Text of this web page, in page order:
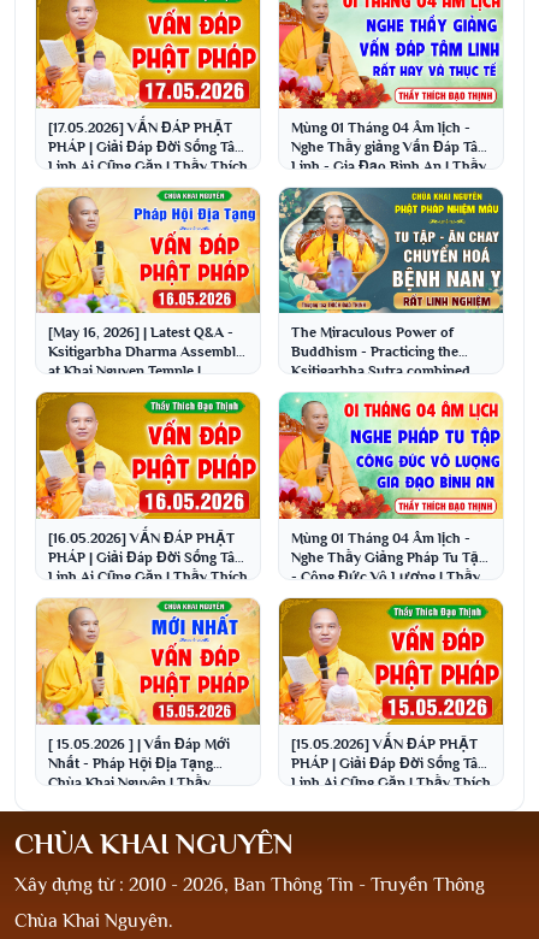
[17.05.2026] VẤN ĐÁP PHẬT
PHÁP | Giải Đáp Đời Sống Tâm
Linh Ai Cũng Gặp | Thầy Thích
Đạo Thịnh
Mùng 01 Tháng 04 Âm lịch -
Nghe Thầy giảng Vấn Đáp Tâm
Linh - Gia Đạo Bình An | Thầy
Thích Đạo Thịnh
[May 16, 2026] | Latest Q&A -
Ksitigarbha Dharma Assembly
at Khai Nguyen Temple |
Venerable Thich...
The Miraculous Power of
Buddhism - Practicing the
Ksitigarbha Sutra combined
with taking peppermi...
[16.05.2026] VẤN ĐÁP PHẬT
PHÁP | Giải Đáp Đời Sống Tâm
Linh Ai Cũng Gặp | Thầy Thích
Đạo Thịnh
Mùng 01 Tháng 04 Âm lịch -
Nghe Thầy Giảng Pháp Tu Tập
- Công Đức Vô Lượng | Thầy
Thích Đạo Thịnh
[ 15.05.2026 ] | Vấn Đáp Mới
Nhất - Pháp Hội Địa Tạng
Chùa Khai Nguyên | Thầy
[15.05.2026] VẤN ĐÁP PHẬT
PHÁP | Giải Đáp Đời Sống Tâm
Linh Ai Cũng Gặp | Thầy Thích
CHÙA KHAI NGUYÊN
Xây dựng từ : 2010 - 2026, Ban Thông Tin - Truyền Thông
Chùa Khai Nguyên.